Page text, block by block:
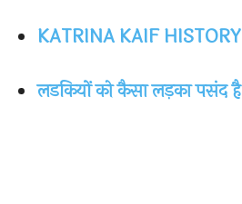
KATRINA KAIF HISTORY
लडकियों को कैसा लड़का पसंद है